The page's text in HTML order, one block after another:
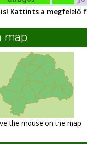
Kattints a megfelelő
map
the mouse on the map